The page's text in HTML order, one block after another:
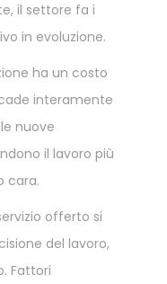
il settore fa i
in evoluzione.
ha un costo
interamente
nuove
il lavoro più
cara.
offerto si
del lavoro,
Fattori